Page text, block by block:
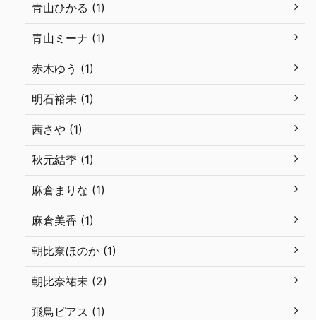
青山ひかる (1)
青山ミーナ (1)
赤木ゆう (1)
明石裕未 (1)
茜さや (1)
秋元結季 (1)
麻倉まりな (1)
麻倉美香 (1)
朝比奈ほのか (1)
朝比奈祐未 (2)
飛鳥ピアス (1)